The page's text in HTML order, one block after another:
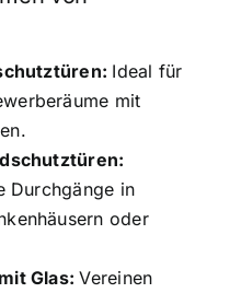
Ideal für
mit
Durchgänge in
oder
Glas:Vereinen